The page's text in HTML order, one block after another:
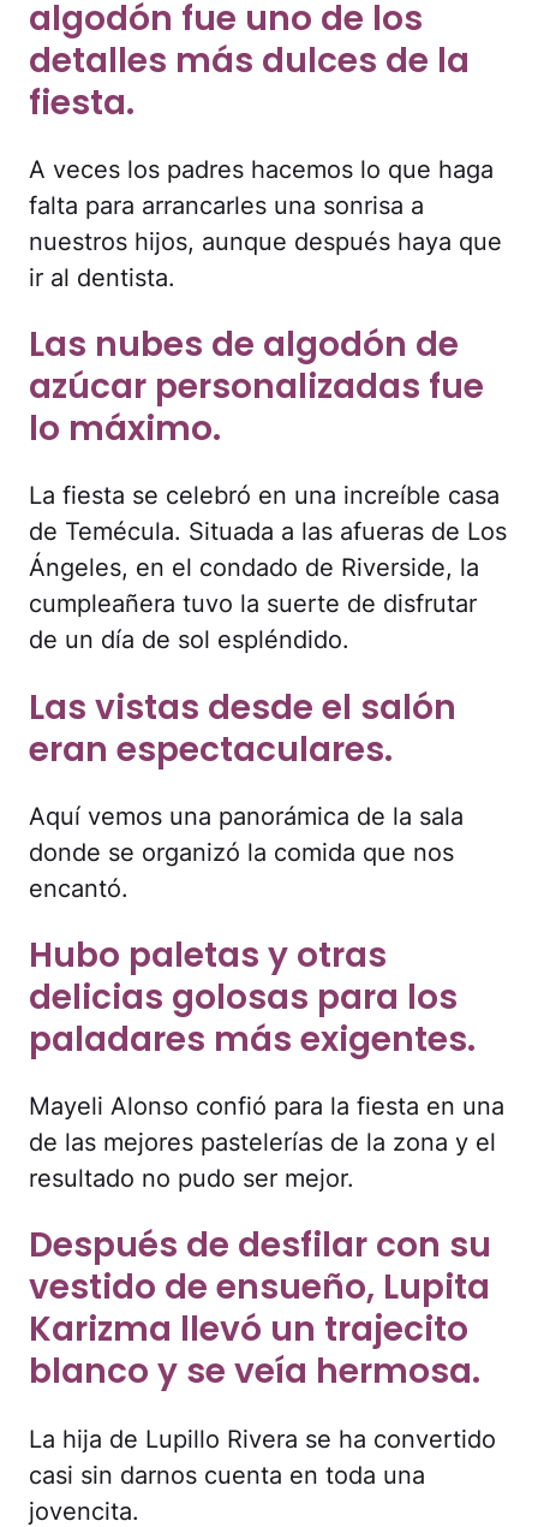
algodón fue uno de los
detalles más dulces de la
fiesta.
A veces los padres hacemos lo que haga
falta para arrancarles una sonrisa a
nuestros hijos, aunque después haya que
ir al dentista.
Las nubes de algodón de
azúcar personalizadas fue
lo máximo.
La fiesta se celebró en una increíble casa
de Temécula. Situada a las afueras de Los
Ángeles, en el condado de Riverside, la
cumpleañera tuvo la suerte de disfrutar
de un día de sol espléndido.
Las vistas desde el salón
eran espectaculares.
Aquí vemos una panorámica de la sala
donde se organizó la comida que nos
encantó.
Hubo paletas y otras
delicias golosas para los
paladares más exigentes.
Mayeli Alonso confió para la fiesta en una
de las mejores pastelerías de la zona y el
resultado no pudo ser mejor.
Después de desfilar con su
vestido de ensueño, Lupita
Karizma llevó un trajecito
blanco y se veía hermosa.
La hija de Lupillo Rivera se ha convertido
casi sin darnos cuenta en toda una
jovencita.